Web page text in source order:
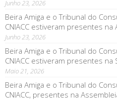
Junho 23, 2026
Beira Amiga e o Tribunal do
CNIACC estiveram presentes na
Junho 23, 2026
Beira Amiga e o Tribunal do
CNIACC estiveram presentes na
Maio 21, 2026
Beira Amiga e o Tribunal do
CNIACC, presentes na